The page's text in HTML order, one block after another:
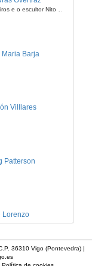
Barja
Villlares
Patterson
Lorenzo
36310 Vigo (Pontevedra) |